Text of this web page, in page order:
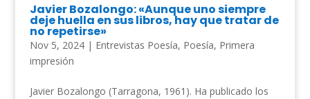
Javier Bozalongo: «Aunque uno siempre
deje huella en sus libros, hay que tratar de
no repetirse»
Nov 5, 2024| Entrevistas Poesía, Poesía, Primera
impresión
Javier Bozalongo (Tarragona, 1961). Ha publicado los